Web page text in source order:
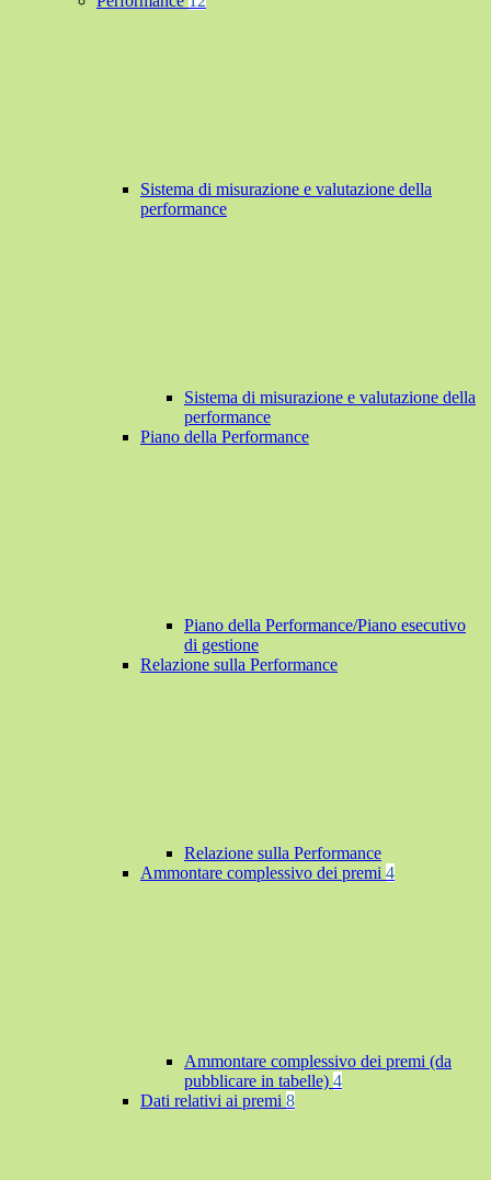
Sistema di misurazione e valutazione della
performance
Sistema di misurazione e valutazione della
performance
Piano della Performance
Piano della Performance/Piano esecutivo
di gestione
Relazione sulla Performance
Relazione sulla Performance
Ammontare complessivo dei premi 4
Ammontare complessivo dei premi (da
pubblicare in tabelle) 4
Dati relativi ai premi 8